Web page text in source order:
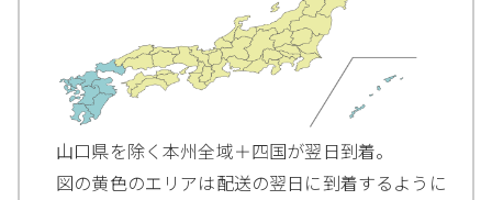
山口県を除く本州全域＋四国が翌日到着。
図の黄色のエリアは配送の翌日に到着するように